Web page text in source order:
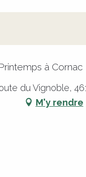
à Cornac
du Vignoble,
M'y rendre